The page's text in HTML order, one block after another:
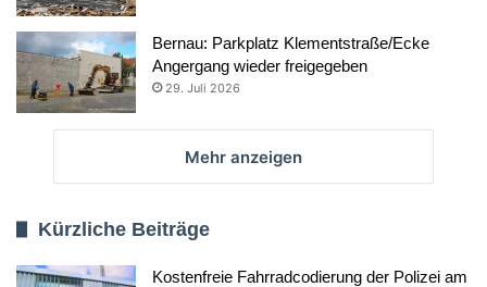
Bernau: Parkplatz Klementstraße/Ecke
Angergang wieder freigegeben
29. Juli 2026
Mehr anzeigen
Kürzliche Beiträge
Kostenfreie Fahrradcodierung der Polizei am